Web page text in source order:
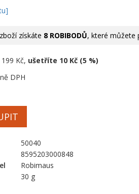
získáte 8 ROBIBODŮ, které můžete
Kč, ušetříte 10 Kč (5 %)
DPH
50040
8595203000848
Robimaus
30 g